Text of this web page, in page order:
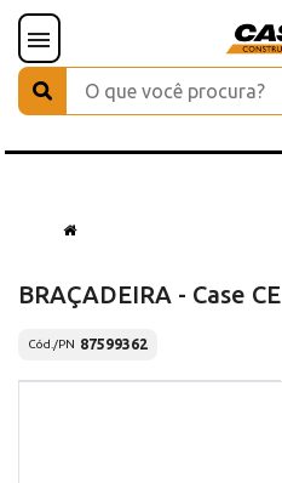
BRAÇADEIRA - Case CE
Cód./PN 87599362